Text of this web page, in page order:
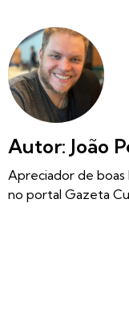
Autor: João
Apreciador de
no portal Gazeta